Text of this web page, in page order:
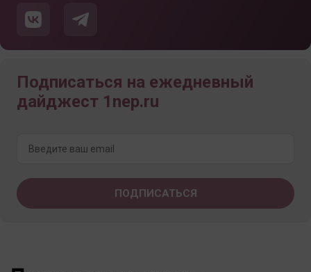
Подписаться на ежедневный
дайджест 1nep.ru